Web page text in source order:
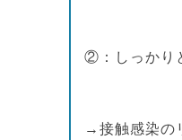
②：しっかり
→接触感染の